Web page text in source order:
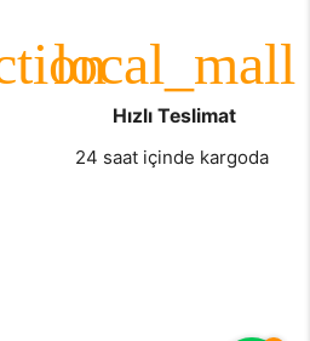
Hızlı Teslimat
24 saat içinde kargoda